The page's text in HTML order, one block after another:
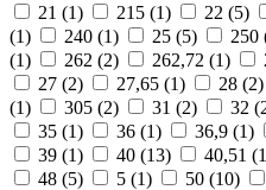
21 (1) 215 (1) 22 (5)
(1)
240 (1) 25 (5) 250
(1)
262 (2) 262,72 (1)
27 (2) 27,65 (1) 28 (2)
(1)
305 (2) 31 (2) 32
35 (1) 36 (1) 36,9 (1)
39 (1) 40 (13) 40,51
48 (5) 5 (1) 50 (10)